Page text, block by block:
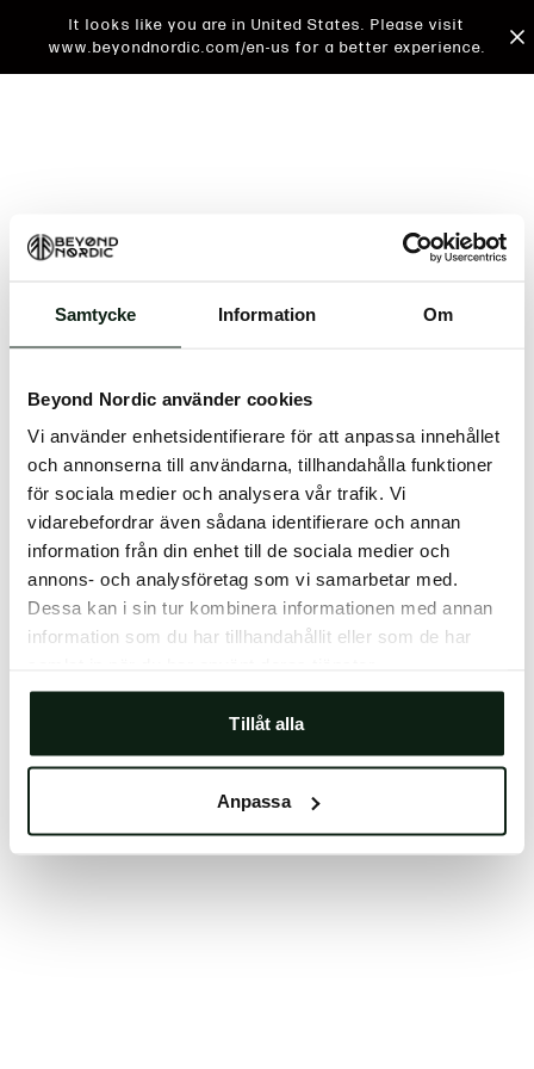
Samtycke Information Om
Beyond Nordic använder cookies
Vi använder enhetsidentifierare för att anpassa innehållet
och annonserna till användarna, tillhandahålla funktioner
för sociala medier och analysera vår trafik. Vi
vidarebefordrar även sådana identifierare och annan
information från din enhet till de sociala medier och
annons- och analysföretag som vi samarbetar med.
Dessa kan i sin tur kombinera informationen med annan
information som du har tillhandahållit eller som de har
Tillåt alla
Anpassa
It looks like you are in United States. Please visit
www.beyondnordic.com/en-us for a better experience.
An unknown error has occurred. An error report has
issue will be investigated.
Click the button below to refresh the website. If the
issue persists, either try waiting a moment or
reopening your browser.
Clearing your browser cache may also help in some
cases.
We apologize for the inconvenience.